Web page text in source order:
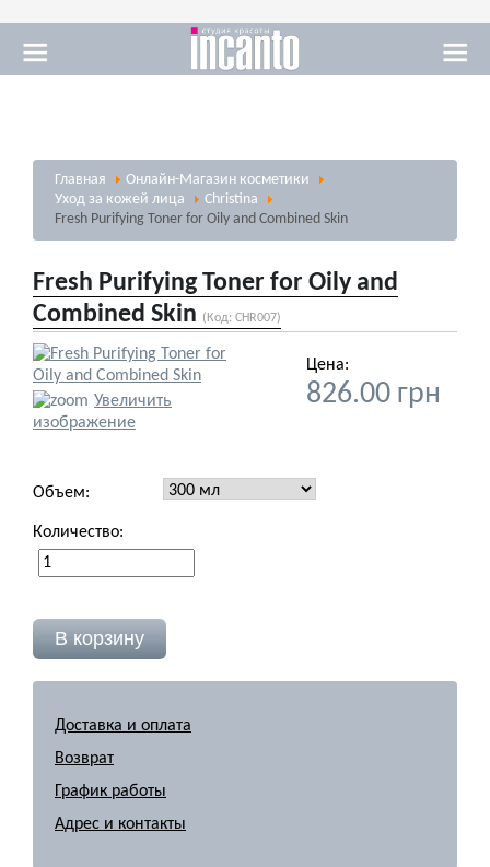
Массаж
Визаж
Солярий
Главная
Онлайн-Магазин косметики
Уход за кожей лица
Christina
Fresh Purifying Toner for Oily and Combined Skin
Fresh Purifying Toner for Oily and
Combined Skin (Код: CHR007)
Увеличить
изображение
Цена:
826.00 грн
Объем:
Количество:
Доставка и оплата
Возврат
График работы
Адрес и контакты